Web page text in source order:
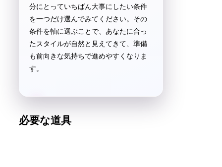
分にとっていちばん大事にしたい条件
を一つだけ選んでみてください。その
条件を軸に選ぶことで、あなたに合っ
たスタイルが自然と見えてきて、準備
も前向きな気持ちで進めやすくなりま
す。
必要な道具